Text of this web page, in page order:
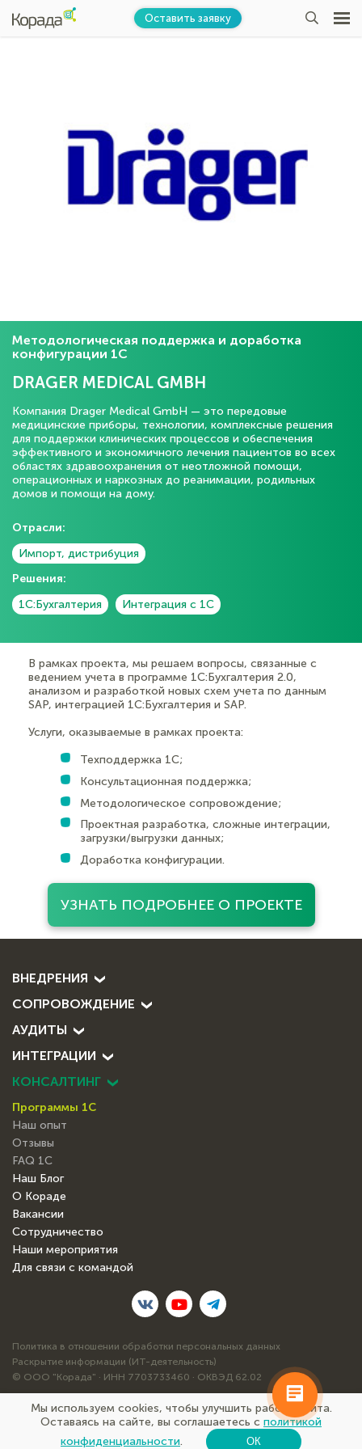
Оставить заявку
Методологическая поддержка и доработка
конфигурации 1С
DRAGER MEDICAL GMBH
Компания Drager Medical GmbH — это передовые
медицинские приборы, технологии, комплексные решения
для поддержки клинических процессов и обеспечения
эффективного и экономичного лечения пациентов во всех
областях здравоохранения от неотложной помощи,
операционных и наркозных до реанимации, родильных
домов и помощи на дому.
Отрасли:
Импорт, дистрибуция
Решения:
1С:Бухгалтерия Интеграция с 1С
В рамках проекта, мы решаем вопросы, связанные с
ведением учета в программе 1С:Бухгалтерия 2.0,
анализом и разработкой новых схем учета по данным
SAP, интеграцией 1С:Бухгалтерия и SAP.
Услуги, оказываемые в рамках проекта:
Техподдержка 1С;
Консультационная поддержка;
Методологическое сопровождение;
Проектная разработка, сложные интеграции,
загрузки/выгрузки данных;
Доработка конфигурации.
УЗНАТЬ ПОДРОБНЕЕ О ПРОЕКТЕ
ВНЕДРЕНИЯ
СОПРОВОЖДЕНИЕ
КОНСАЛТИНГ
АУДИТЫ
ИНТЕГРАЦИИ
Программы 1С
Наш опыт
Отзывы
FAQ 1С
Наш Блог
О Кораде
Вакансии
Сотрудничество
Наши мероприятия
Для связи с командой
Политика в отношении обработки персональных данных
Раскрытие информации (ИТ-деятельность)
© ООО "Корада" · ИНН 7703733460 · ОКВЭД 62.02
сайт сделан нами на 1С-Битрикс
Мы используем cookies, чтобы улучшить работу сайта.
Оставаясь на сайте, вы соглашаетесь с политикой
конфиденциальности. ОК